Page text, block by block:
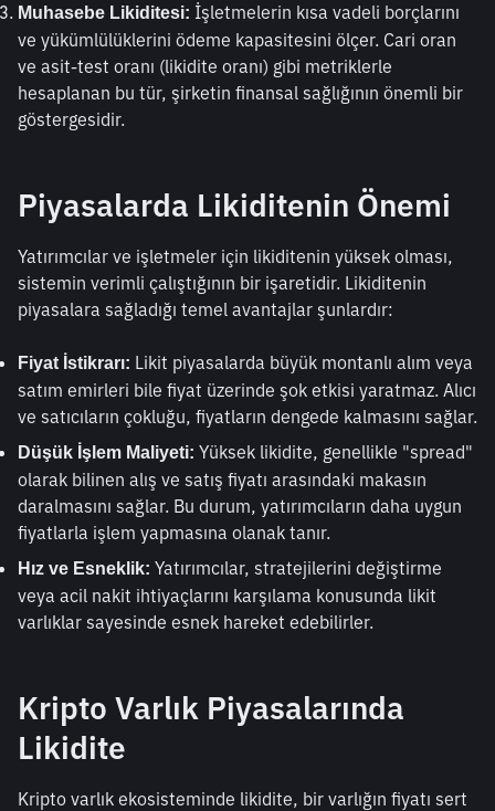
Muhasebe Likiditesi: İşletmelerin kısa vadeli borçlarını
ve yükümlülüklerini ödeme kapasitesini ölçer. Cari oran
ve asit-test oranı (likidite oranı) gibi metriklerle
hesaplanan bu tür, şirketin finansal sağlığının önemli bir
göstergesidir.
Piyasalarda Likiditenin Önemi
Yatırımcılar ve işletmeler için likiditenin yüksek olması,
sistemin verimli çalıştığının bir işaretidir. Likiditenin
piyasalara sağladığı temel avantajlar şunlardır:
Fiyat İstikrarı: Likit piyasalarda büyük montanlı alım veya
satım emirleri bile fiyat üzerinde şok etkisi yaratmaz. Alıcı
ve satıcıların çokluğu, fiyatların dengede kalmasını sağlar.
Düşük İşlem Maliyeti: Yüksek likidite, genellikle "spread"
olarak bilinen alış ve satış fiyatı arasındaki makasın
daralmasını sağlar. Bu durum, yatırımcıların daha uygun
fiyatlarla işlem yapmasına olanak tanır.
Hız ve Esneklik: Yatırımcılar, stratejilerini değiştirme
veya acil nakit ihtiyaçlarını karşılama konusunda likit
varlıklar sayesinde esnek hareket edebilirler.
Kripto Varlık Piyasalarında
Likidite
Kripto varlık ekosisteminde likidite, bir varlığın fiyatı sert